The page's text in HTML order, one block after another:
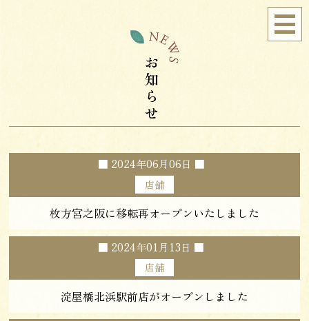
■ 2024年06月06日 ■
店舗
枚方宮之阪に移転再オープンいたしました
■ 2024年01月13日 ■
店舗
淀屋橋北浜駅前店がオープンしました